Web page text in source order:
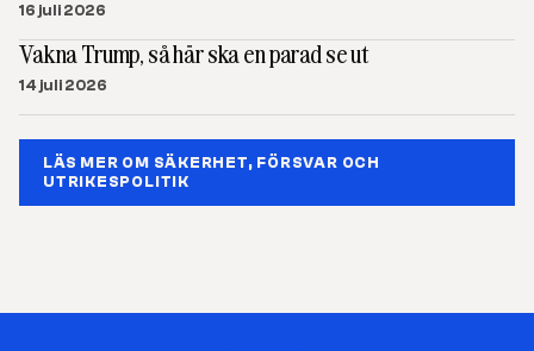
16 juli 2026
Vakna Trump, så här ska en parad se ut
14 juli 2026
LÄS MER OM SÄKERHET, FÖRSVAR OCH
UTRIKESPOLITIK